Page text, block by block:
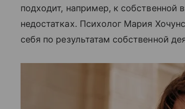
подходит, например, к
недостатках. Психолог Мария
себя по результатам собственной